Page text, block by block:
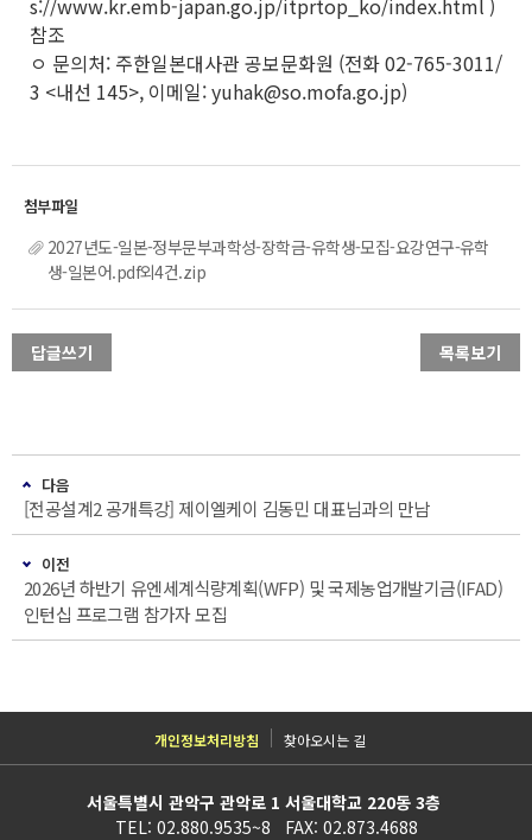
s://www.kr.emb-japan.go.jp/itprtop_ko/index.html )
참조
ㅇ 문의처: 주한일본대사관 공보문화원 (전화 02-765-3011/
3 <내선 145>, 이메일: yuhak@so.mofa.go.jp)
2027년도-일본-정부문부과학성-장학금-유학생-모집-요강연구-유학
생-일본어.pdf외4건.zip
답글쓰기 목록보기
다음
[전공설계2 공개특강] 제이엘케이 김동민 대표님과의 만남
이전
2026년 하반기 유엔세계식량계획(WFP) 및 국제농업개발기금(IFAD)
인턴십 프로그램 참가자 모집
개인정보처리방침 찾아오시는 길
서울특별시 관악구 관악로 1 서울대학교 220동 3층
TEL: 02.880.9535~8 FAX: 02.873.4688